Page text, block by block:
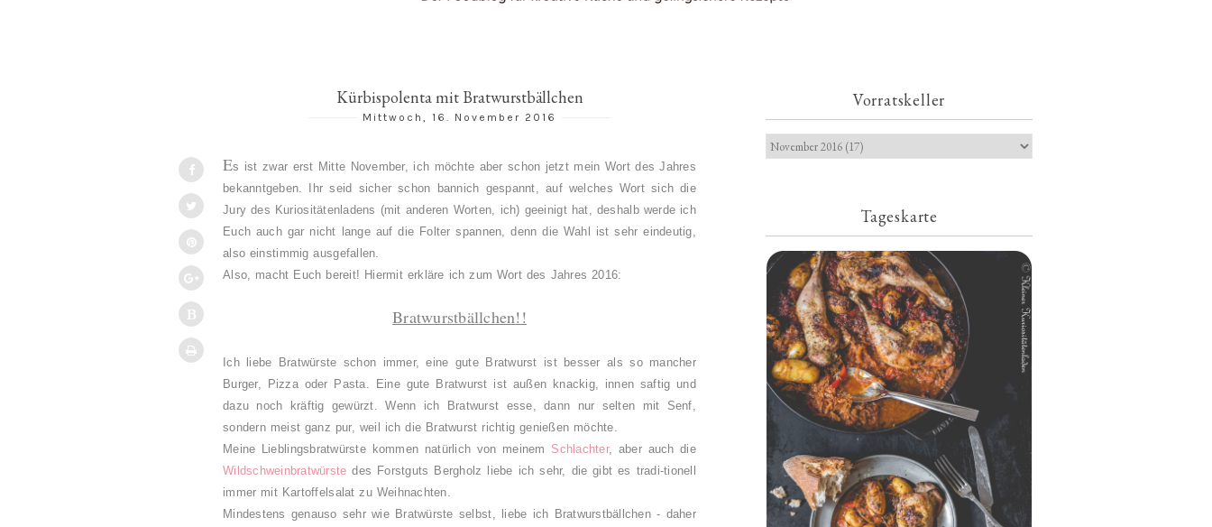
Kürbispolenta mit Bratwurstbällchen
Mittwoch, 16. November 2016
Es ist zwar erst Mitte November, ich möchte aber schon jetzt mein Wort des Jahres
bekanntgeben. Ihr seid sicher schon bannich gespannt, auf welches Wort sich die
Jury des Kuriositätenladens (mit anderen Worten, ich) geeinigt hat, deshalb werde ich
Euch auch gar nicht lange auf die Folter spannen, denn die Wahl ist sehr eindeutig,
also einstimmig ausgefallen.
Also, macht Euch bereit! Hiermit erkläre ich zum Wort des Jahres 2016:
Bratwurstbällchen!!
Ich liebe Bratwürste schon immer, eine gute Bratwurst ist besser als so mancher
Burger, Pizza oder Pasta. Eine gute Bratwurst ist außen knackig, innen saftig und
dazu noch kräftig gewürzt. Wenn ich Bratwurst esse, dann nur selten mit Senf,
sondern meist ganz pur, weil ich die Bratwurst richtig genießen möchte.
Meine Lieblingsbratwürste kommen natürlich von meinem Schlachter, aber auch die
Wildschweinbratwürste des Forstguts Bergholz liebe ich sehr, die gibt es tradi-tionell
immer mit Kartoffelsalat zu Weihnachten.
Mindestens genauso sehr wie Bratwürste selbst, liebe ich Bratwurstbällchen - daher
Vorratskeller
Tageskarte
Geschmorte Hähnchenschenkel auf
Paprikakraut und kleinen Kartoffeln